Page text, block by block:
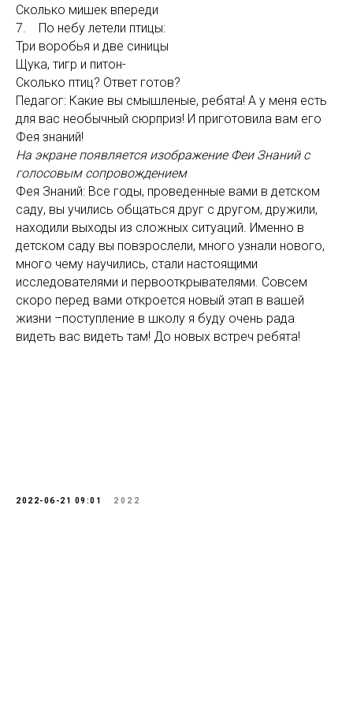
Сколько мишек впереди
7. По небу летели птицы:
Три воробья и две синицы
Щука, тигр и питон-
Сколько птиц? Ответ готов?
Педагог: Какие вы смышленые, ребята! А у меня есть
для вас необычный сюрприз! И приготовила вам его
Фея знаний!
На экране появляется изображение Феи Знаний с
голосовым сопровождением
Фея Знаний: Все годы, проведенные вами в детском
саду, вы учились общаться друг с другом, дружили,
находили выходы из сложных ситуаций. Именно в
детском саду вы повзрослели, много узнали нового,
много чему научились, стали настоящими
исследователями и первооткрывателями. Совсем
скоро перед вами откроется новый этап в вашей
жизни –поступление в школу я буду очень рада
видеть вас видеть там! До новых встреч ребята!
2022-06-21 09:01 2022